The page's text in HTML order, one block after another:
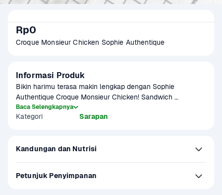
Rp0
Croque Monsieur Chicken Sophie Authentique
Informasi Produk
Bikin harimu terasa makin lengkap dengan Sophie
Authentique Croque Monsieur Chicken! Sandwich
tradisional dari Prancis ini bisa jadi pilihan comfort food, lho.
Tekstur rotinya empuk, isian chicken ham yang lembut
Baca Selengkapnya
Kategori Sarapan
Kandungan dan Nutrisi
Petunjuk Penyimpanan